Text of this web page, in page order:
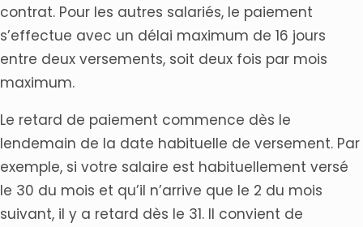
contrat. Pour les autres salariés, le paiement
s’effectue avec un délai maximum de 16 jours
entre deux versements, soit deux fois par mois
maximum.
Le retard de paiement commence dès le
lendemain de la date habituelle de versement. Par
exemple, si votre salaire est habituellement versé
le 30 du mois et qu’il n’arrive que le 2 du mois
suivant, il y a retard dès le 31. Il convient de